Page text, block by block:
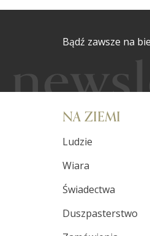
Bądź zawsze na
NA ZIEMI
Ludzie
Wiara
Świadectwa
Duszpasterstwo